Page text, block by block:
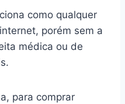
como qualquer
porém sem a
médica ou de
para comprar